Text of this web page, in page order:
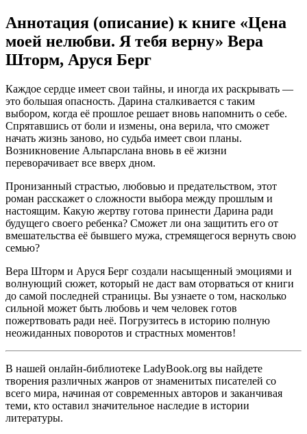
Аннотация (описание) к книге «Цена
моей нелюбви. Я тебя верну» Вера
Шторм, Аруся Берг
Каждое сердце имеет свои тайны, и иногда их раскрывать —
это большая опасность. Дарина сталкивается с таким
выбором, когда её прошлое решает вновь напомнить о себе.
Спрятавшись от боли и измены, она верила, что сможет
начать жизнь заново, но судьба имеет свои планы.
Возникновение Альпарслана вновь в её жизни
переворачивает все вверх дном.
Пронизанный страстью, любовью и предательством, этот
роман расскажет о сложности выбора между прошлым и
настоящим. Какую жертву готова принести Дарина ради
будущего своего ребенка? Сможет ли она защитить его от
вмешательства её бывшего мужа, стремящегося вернуть свою
семью?
Вера Шторм и Аруся Берг создали насыщенный эмоциями и
волнующий сюжет, который не даст вам оторваться от книги
до самой последней страницы. Вы узнаете о том, насколько
сильной может быть любовь и чем человек готов
пожертвовать ради неё. Погрузитесь в историю полную
неожиданных поворотов и страстных моментов!
В нашей онлайн-библиотеке LadyBook.org вы найдете
творения различных жанров от знаменитых писателей со
всего мира, начиная от современных авторов и заканчивая
теми, кто оставил значительное наследие в истории
литературы.